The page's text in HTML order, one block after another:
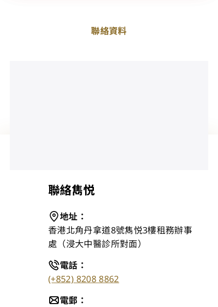
聯絡資料
聯絡雋悦
地址 ：
香港北角丹拿道8號雋悦3樓租務辦事
處（浸大中醫診所對面）
電話 ：
(+852) 8208 8862
電郵 ：